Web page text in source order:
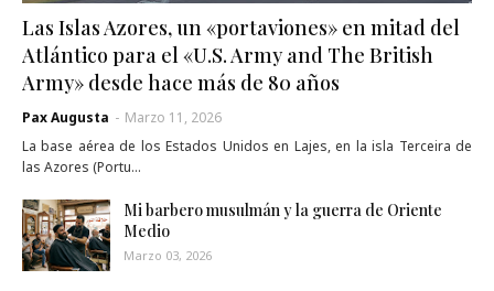
Las Islas Azores, un «portaviones» en mitad del
Atlántico para el «U.S. Army and The British
Army» desde hace más de 80 años
Pax Augusta - Marzo 11, 2026
La base aérea de los Estados Unidos en Lajes, en la isla Terceira de
las Azores (Portu…
Mi barbero musulmán y la guerra de Oriente
Medio
Marzo 03, 2026